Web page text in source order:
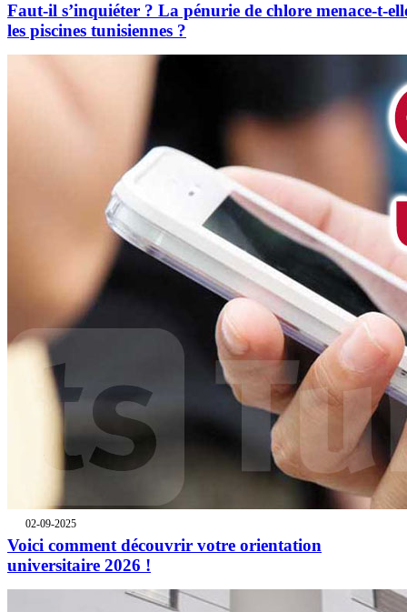
Faut-il s’inquiéter ? La pénurie de chlore menace-t-
les piscines tunisiennes ?
02-09-2025
Voici comment découvrir votre orientation
universitaire 2026 !